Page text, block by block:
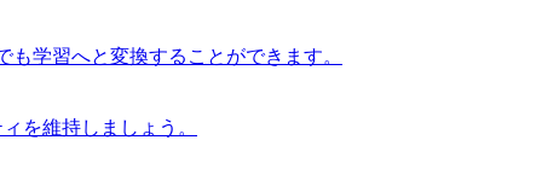
学習へと変換することができます。
を維持しましょう。